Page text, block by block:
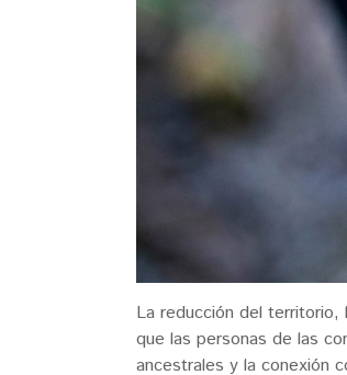
La reducción del territorio,
que las personas de las
ancestrales y la conexión